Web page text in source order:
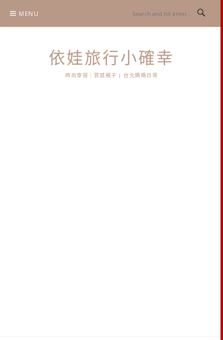
content
MENU
依娃旅行小確幸
時尚穿搭｜質感親子 | 台北媽媽日常